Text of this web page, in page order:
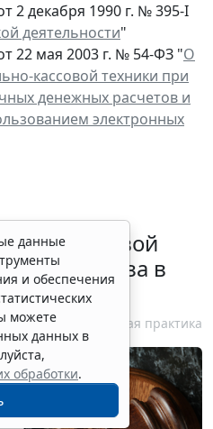
2 декабря 1990 г. № 395-I
деятельности"
22 мая 2003 г. № 54-ФЗ "О
кассовой техники при
денежных расчетов и
электронных
трудовой
отказа в
Судебная практика
данные
и обеспечения
можете
данных в
обработки.